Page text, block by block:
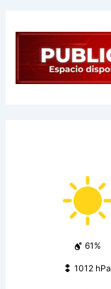
61%
1012 hPa